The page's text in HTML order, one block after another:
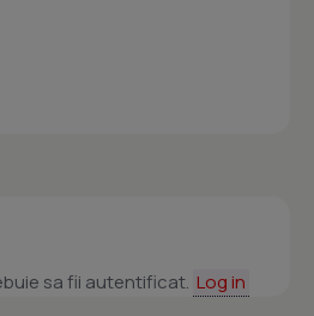
sa fii autentificat. Log in